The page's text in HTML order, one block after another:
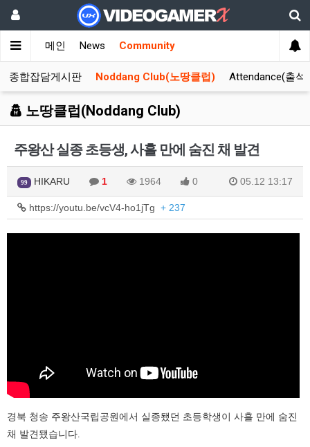
메인 News Community
종합잡담게시판 Noddang Club(노땅클럽) Attendance(출석
노땅클럽(Noddang Club)
주왕산 실종 초등생, 사흘 만에 숨진 채 발견
99 HIKARU 1 1964 0 05.12 13:17
https://youtu.be/vcV4-ho1jTg + 237
경북 청송 주왕산국립공원에서 실종됐던 초등학생이 사흘 만에 숨진
채 발견됐습니다.